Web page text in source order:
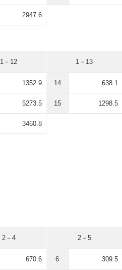
2947.6
1－12
1352.9
5273.5
3460.8
1－13
14 638.1
15 1298.5
2－4
670.6
2－5
6 309.5